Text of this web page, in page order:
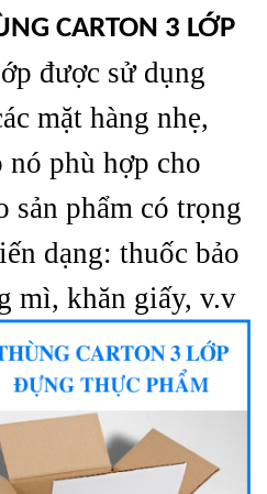
CARTON 3 LỚP
được sử dụng
mặt hàng nhẹ,
nó phù hợp cho
sản phẩm có trọng
dạng: thuốc bảo
mì, khăn giấy, v.v